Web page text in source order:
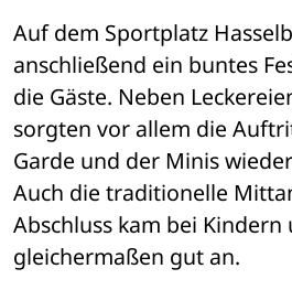
Auf dem Sportplatz
anschließend ein buntes
die Gäste. Neben
sorgten vor allem die
Garde und der Minis
Auch die traditionelle
Abschluss kam bei Kindern
gleichermaßen gut an.